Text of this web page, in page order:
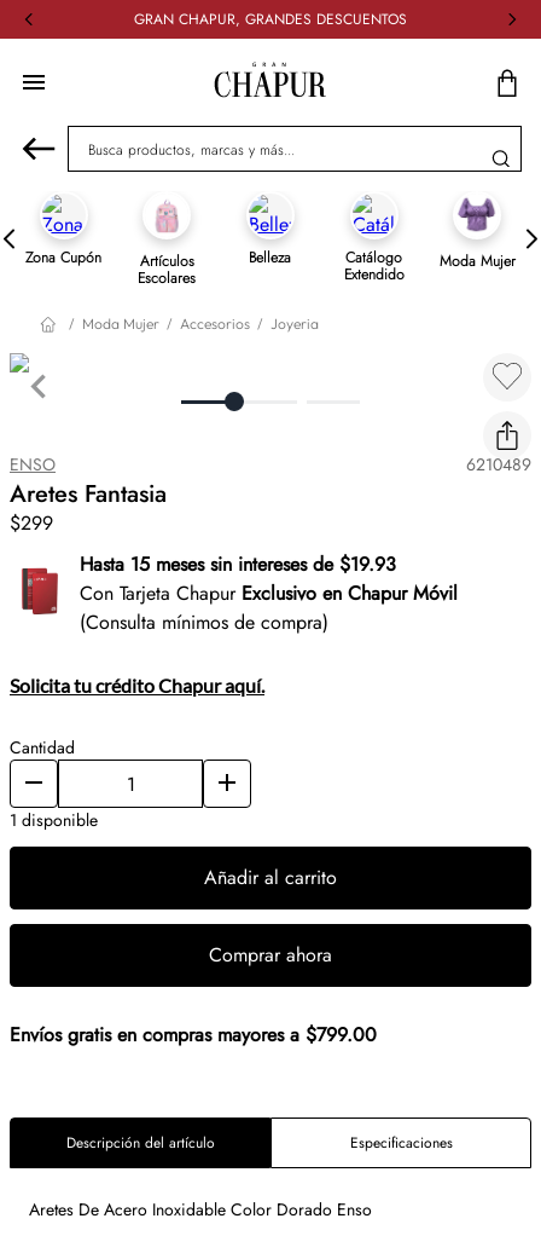
GRAN CHAPUR, GRANDES DESCUENTOS
Busca productos, marcas y más...
Zona Cupón Artículos
Escolares
Belleza Catálogo
Extendido
Moda Mujer
Moda Mujer Accesorios Joyeria
ENSO 6210489
Aretes Fantasia
$299
Hasta 15 meses sin intereses de $19.93
Con Tarjeta Chapur Exclusivo en Chapur Móvil
(Consulta mínimos de compra)
Solicita tu crédito Chapur aquí.
Cantidad
1 disponible
Añadir al carrito
Comprar ahora
Envíos gratis en compras mayores a $799.00
Descripción del artículo Especificaciones
Aretes De Acero Inoxidable Color Dorado Enso